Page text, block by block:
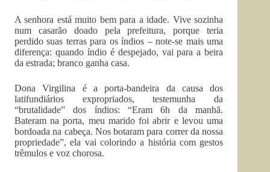
A senhora está muito bem para a idade. Vive sozinha
num casarão doado pela prefeitura, porque teria
perdido suas terras para os índios – note-se mais uma
diferença: quando índio é despejado, vai para a beira
da estrada; branco ganha casa.
Dona Virgilina é a porta-bandeira da causa dos
latifundiários expropriados, testemunha da
“brutalidade” dos índios: “Eram 6h da manhã.
Bateram na porta, meu marido foi abrir e levou uma
bordoada na cabeça. Nos botaram para correr da nossa
propriedade”, ela vai colorindo a história com gestos
trêmulos e voz chorosa.